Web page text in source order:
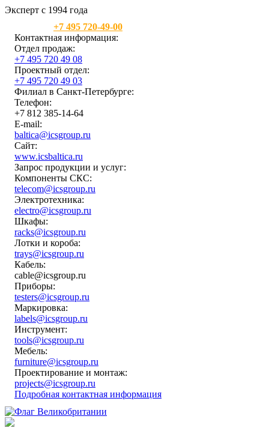
Эксперт с 1994 года
+7 495 720-49-00
Контактная информация:
Отдел продаж:
+7 495 720 49 08
Проектный отдел:
+7 495 720 49 03
Филиал в Санкт-Петербурге:
Телефон:
+7 812 385-14-64
E-mail:
baltica@icsgroup.ru
Сайт:
www.icsbaltica.ru
Запрос продукции и услуг:
Компоненты СКС:
telecom@icsgroup.ru
Электротехника:
electro@icsgroup.ru
Шкафы:
racks@icsgroup.ru
Лотки и короба:
trays@icsgroup.ru
Кабель:
cable@icsgroup.ru
Приборы:
testers@icsgroup.ru
Маркировка:
labels@icsgroup.ru
Инструмент:
tools@icsgroup.ru
Мебель:
furniture@icsgroup.ru
Проектирование и монтаж:
projects@icsgroup.ru
Подробная контактная информация